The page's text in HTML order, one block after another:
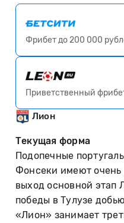
Фрибет до 200 000
Приветственный
Лион
Текущая форма
Подопечные
Фонсеки имеют
выход основной этап
победы в Тулузе
«Лион» занимает